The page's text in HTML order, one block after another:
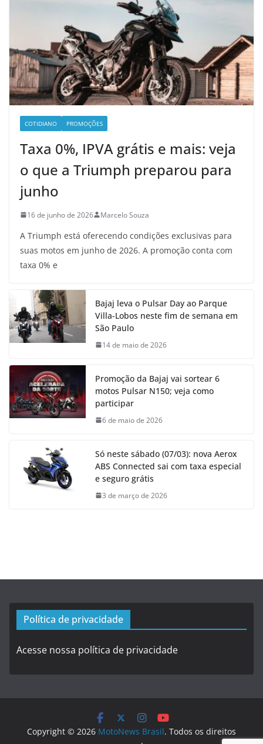
COTIDIANO PROMOÇÕES
Taxa 0%, IPVA grátis e mais: veja
o que a Triumph preparou para
junho
16 de junho de 2026 Marcelo Souza
A Triumph está oferecendo condições exclusivas para
suas motos em junho de 2026. A promoção conta com
taxa 0% e
Bajaj leva o Pulsar Day ao Parque
Villa-Lobos neste fim de semana em
São Paulo
14 de maio de 2026
Promoção da Bajaj vai sortear 6
motos Pulsar N150; veja como
participar
6 de maio de 2026
Só neste sábado (07/03): nova Aerox
ABS Connected sai com taxa especial
e seguro grátis
3 de março de 2026
Política de privacidade
Acesse nossa política de privacidade
Copyright © 2026 MotoNews Brasil. Todos os direitos